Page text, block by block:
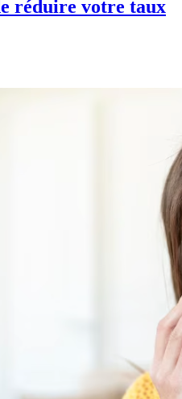
réduire votre taux